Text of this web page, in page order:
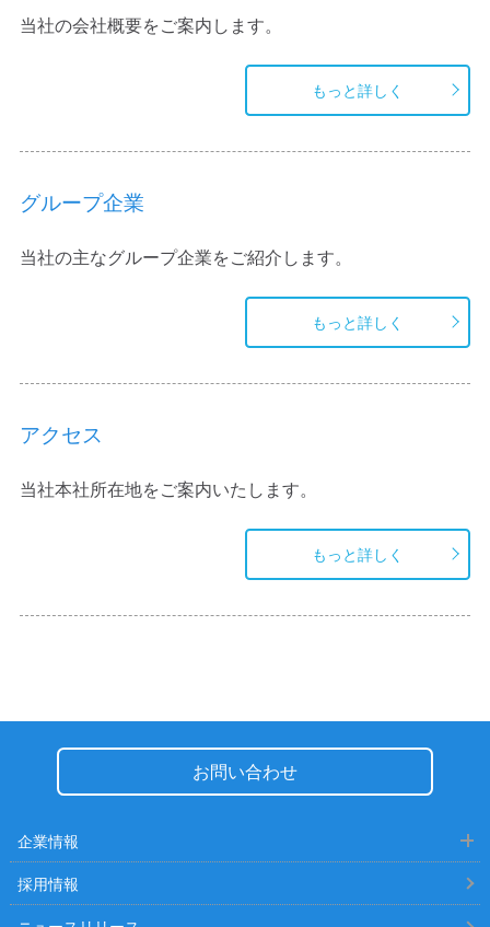
当社の会社概要をご案内します。
もっと詳しく
グループ企業
当社の主なグループ企業をご紹介します。
もっと詳しく
アクセス
当社本社所在地をご案内いたします。
もっと詳しく
お問い合わせ
企業情報
採用情報